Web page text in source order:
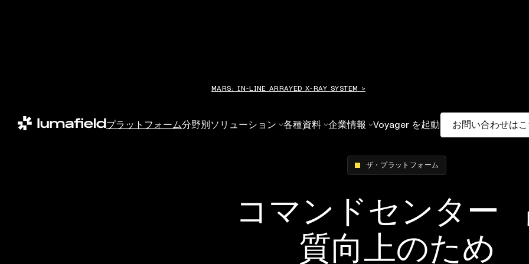
MARS: IN-LINE ARRAYED X-RAY SYSTEM >
プラットフォーム分野別ソリューション 各種資料 企業情報 Voyager を起動 お問い合わせは
ザ・プラットフォーム
コマンドセンター
質向上のため